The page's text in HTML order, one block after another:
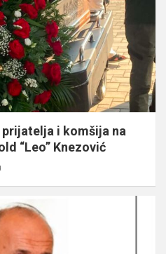
i komšija na
“Leo” Knezović